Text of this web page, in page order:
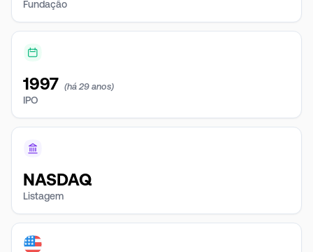
Fundação
1997 (há 29 anos)
IPO
NASDAQ
Listagem